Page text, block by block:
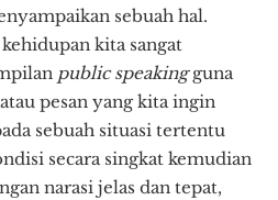
sebuah hal.
kita sangat
public speakingguna
pesan yang kita ingin
sebuah situasi tertentu
secara singkat kemudian
narasi jelas dan tepat,